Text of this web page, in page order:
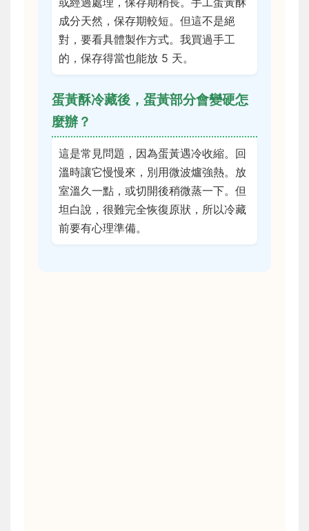
成分天然，保存期較短。但這不是絕
對，要看具體製作方式。我買過手工
的，保存得當也能放 5 天。
蛋黃酥冷藏後，蛋黃部分會變硬怎
麼辦？
這是常見問題，因為蛋黃遇冷收縮。回
溫時讓它慢慢來，別用微波爐強熱。放
室溫久一點，或切開後稍微蒸一下。但
坦白說，很難完全恢復原狀，所以冷藏
前要有心理準備。